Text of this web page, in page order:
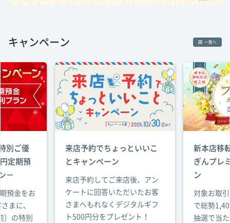
キャンペーン 一覧へ
別ご優
定期預
－
預金をお
まに、
）の特別
来店予約でちょっといいこ
とキャンペーン
来店予約してご来店後、アン
ケートに回答いただいたお客
さまへもれなくデジタルギフ
ト500円分をプレゼント！
新本店移
ぎんプレ
ン
対象お取
で総勢
抽選で当